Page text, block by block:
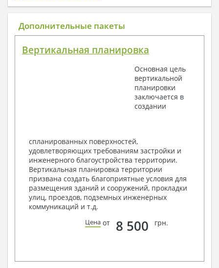
1. Архитектурный раздел:
Общие данные по проекту
Поэтажные маркировочные планы с
Разрезы и состав конструкций
Фасады с ведомостью внешних отделок
Элементы проемов – спецификация
Ведомость перемычек – сечения и
Архитектурные узлы в конструкциях
2. Конструктивный раздел:
Общие данные по проекту
Схемы расположения и расчеты фундаментов
Элементы каркаса – схемы расположения
Схема расположения перекрытий
Опоры перекрытия на стены или Узлы
Элементы кровли – схемы расположения
Дополнительные пакеты
Вертикальная планировка
Основная цель
вертикальной
планировки
заключается в
создании
спланированных поверхностей,
удовлетворяющих требованиям застройки и
инженерного благоустройства территории.
Вертикальная планировка территории
призвана создать благоприятные условия для
размещения зданий и сооружений, прокладки
улиц, проездов, подземных инженерных
коммуникаций и т.д.
Цена от 8 500 грн.